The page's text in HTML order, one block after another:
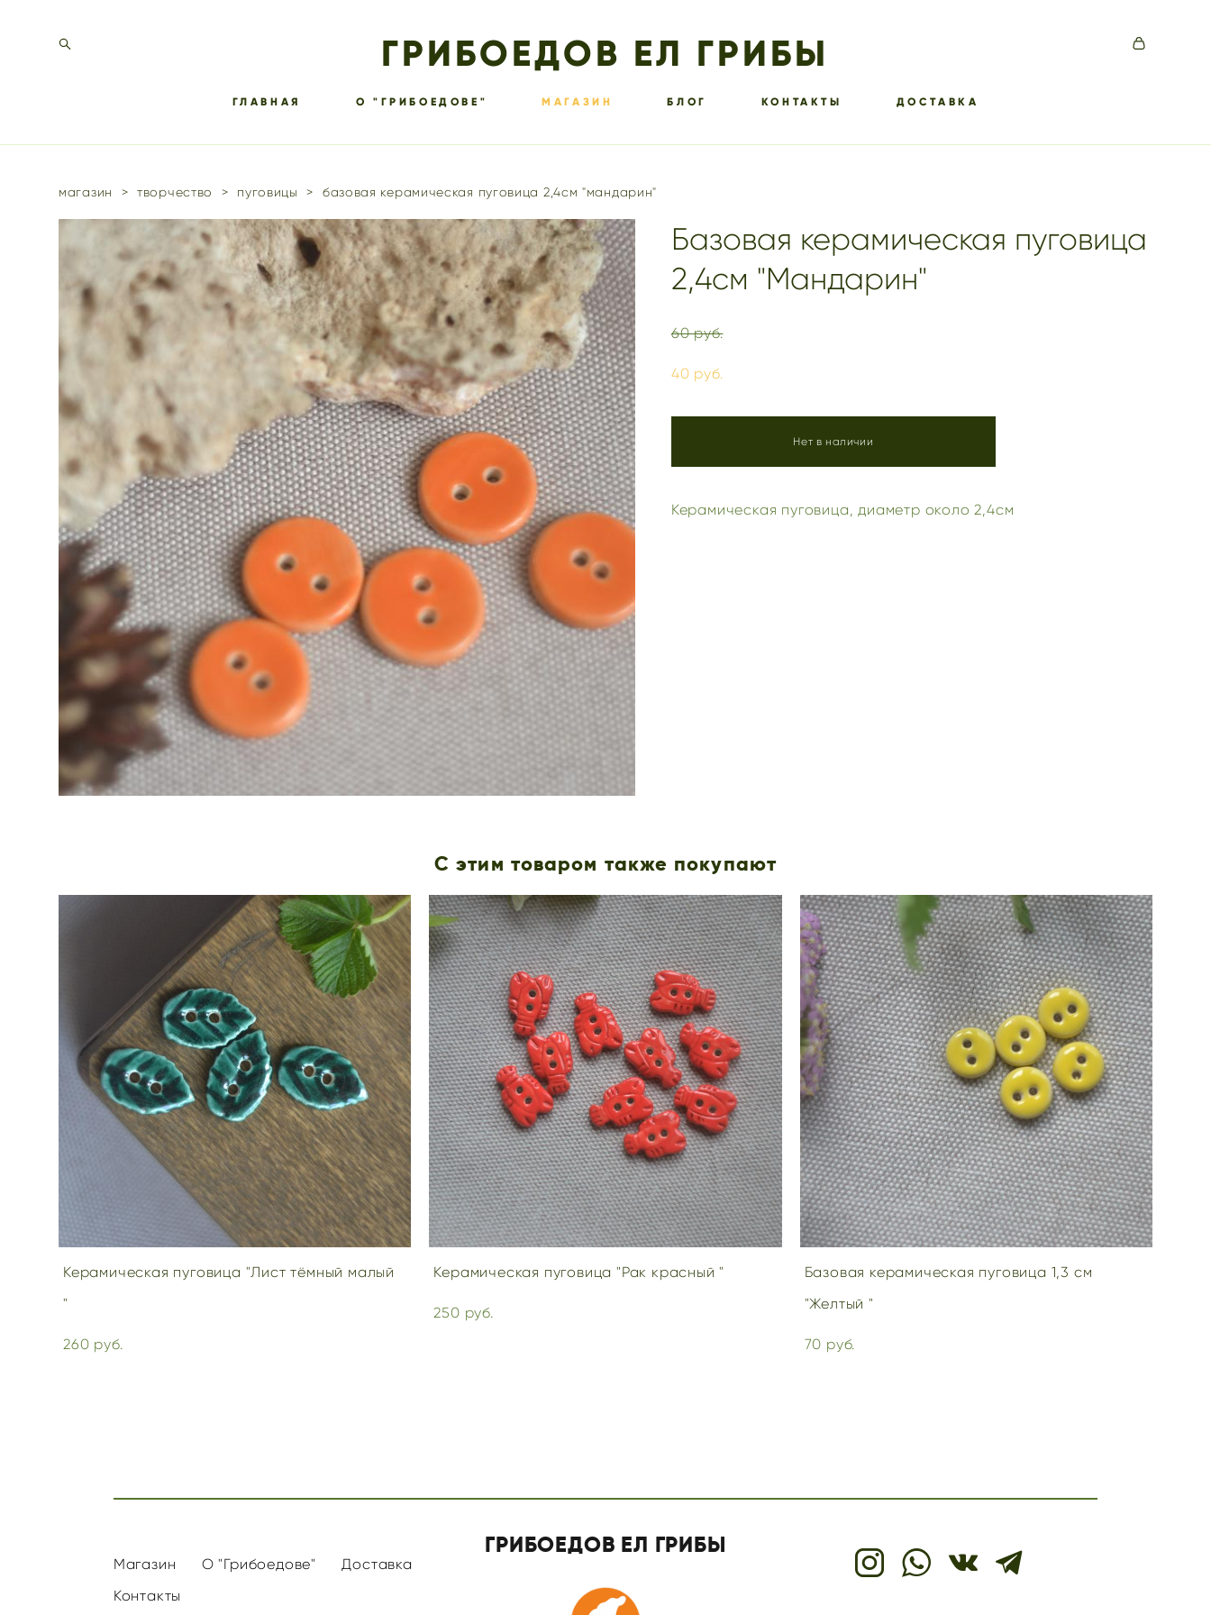
ГРИБОЕДОВ ЕЛ ГРИБЫ
ГЛАВНАЯ О "ГРИБОЕДОВЕ" МАГАЗИН БЛОГ КОНТАКТЫ ДОСТАВКА
магазин > творчество > пуговицы > базовая керамическая пуговица 2,4см "мандарин"
Базовая керамическая пуговица
2,4см "Мандарин"
60 pуб.
40 pуб.
Нет в наличии
Керамическая пуговица, диаметр около 2,4см
С этим товаром также покупают
Керамическая пуговица "Лист тёмный малый
"
260 pуб.
Керамическая пуговица "Рак красный "
250 pуб.
Базовая керамическая пуговица 1,3 см
"Желтый "
70 pуб.
Магазин О "Грибоедове"
Доставка
Контакты
ГРИБОЕДОВ ЕЛ ГРИБЫ